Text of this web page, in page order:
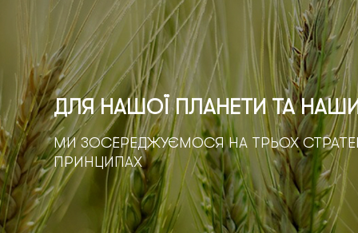
ДЛЯ НАШОЇ ПЛАНЕТИ ТА
МИ ЗОСЕРЕДЖУЄМОСЯ НА ТРЬОХ
ПРИНЦИПАХ